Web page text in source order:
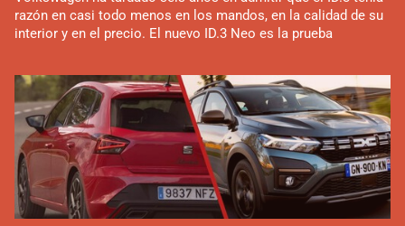
razón en casi todo menos en los mandos, en la calidad de su
interior y en el precio. El nuevo ID.3 Neo es la prueba